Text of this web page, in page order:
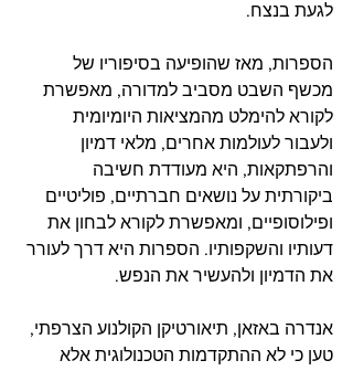
לגעת בנצח.
הספרות, מאז שהופיעה בסיפוריו של
מכשף השבט מסביב למדורה, מאפשרת
לקורא להימלט מהמציאות היומיומית
ולעבור לעולמות אחרים, מלאי דמיון
והרפתקאות, היא מעודדת חשיבה
ביקורתית על נושאים חברתיים, פוליטיים
ופילוסופיים, ומאפשרת לקורא לבחון את
דעותיו והשקפותיו. הספרות היא דרך לעורר
את הדמיון ולהעשיר את הנפש.
אנדרה באזאן, תיאורטיקן הקולנוע הצרפתי,
טען כי לא ההתקדמות הטכנולוגית אלא